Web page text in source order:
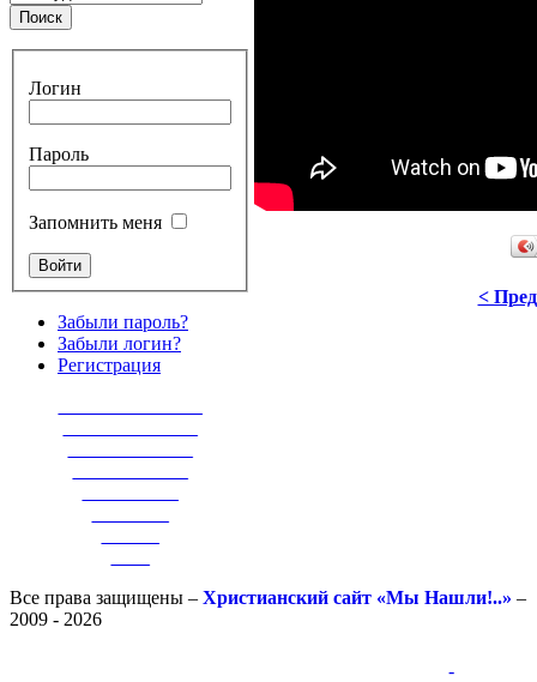
Логин
Пароль
Запомнить меня
Забыли пароль?
Забыли логин?
Регистрация
<
Все права защищены – Христианский сайт «Мы Нашли!..» –
2009 - 2026
-